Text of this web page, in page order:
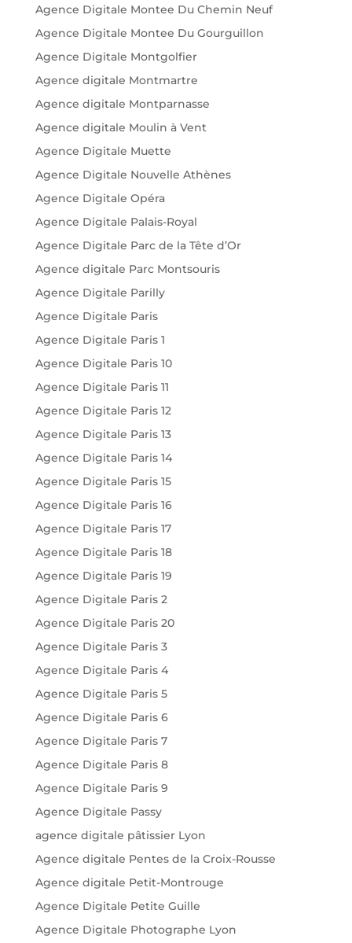
Agence Digitale Montee Du Chemin Neuf
Agence Digitale Montee Du Gourguillon
Agence Digitale Montgolfier
Agence digitale Montmartre
Agence digitale Montparnasse
Agence digitale Moulin à Vent
Agence Digitale Muette
Agence Digitale Nouvelle Athènes
Agence Digitale Opéra
Agence Digitale Palais-Royal
Agence Digitale Parc de la Tête d’Or
Agence digitale Parc Montsouris
Agence Digitale Parilly
Agence Digitale Paris
Agence Digitale Paris 1
Agence Digitale Paris 10
Agence Digitale Paris 11
Agence Digitale Paris 12
Agence Digitale Paris 13
Agence Digitale Paris 14
Agence Digitale Paris 15
Agence Digitale Paris 16
Agence Digitale Paris 17
Agence Digitale Paris 18
Agence Digitale Paris 19
Agence Digitale Paris 2
Agence Digitale Paris 20
Agence Digitale Paris 3
Agence Digitale Paris 4
Agence Digitale Paris 5
Agence Digitale Paris 6
Agence Digitale Paris 7
Agence Digitale Paris 8
Agence Digitale Paris 9
Agence Digitale Passy
agence digitale pâtissier Lyon
Agence digitale Pentes de la Croix-Rousse
Agence digitale Petit-Montrouge
Agence Digitale Petite Guille
Agence Digitale Photographe Lyon